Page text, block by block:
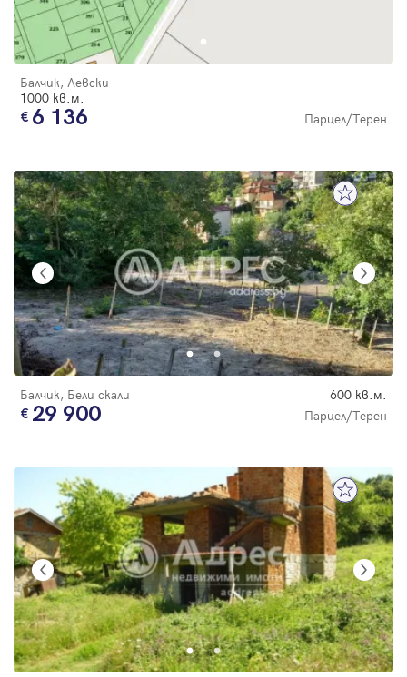
Балчик, Левски
1000 кв.м.
6 136 Парцел/Терен
Балчик, Бели скали 600 кв.м.
29 900 Парцел/Терен